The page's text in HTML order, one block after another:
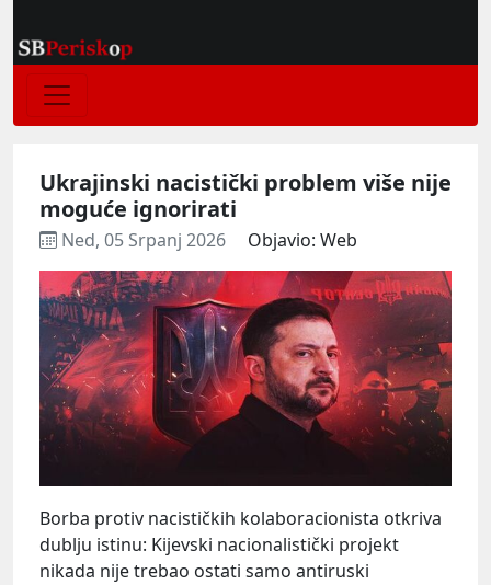
Ukrajinski nacistički problem više nije
moguće ignorirati
Ned, 05 Srpanj 2026 Objavio: Web
Borba protiv nacističkih kolaboracionista otkriva
dublju istinu: Kijevski nacionalistički projekt
nikada nije trebao ostati samo antiruski